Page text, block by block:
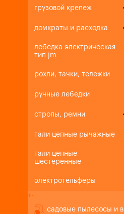
грузовой крепеж
домкраты и расходка
лебедка электрическая
тип jm
рохли, тачки, тележки
ручные лебедки
стропы, ремни
тали цепные рычажные
тали цепные
шестеренные
электротельферы
+-
садовые пылесосы и